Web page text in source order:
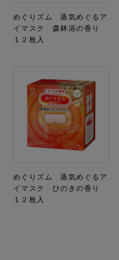
めぐりズム 蒸気めぐるア
イマスク 森林浴の香り
１２枚入
めぐりズム 蒸気めぐるア
イマスク ひのきの香り
１２枚入